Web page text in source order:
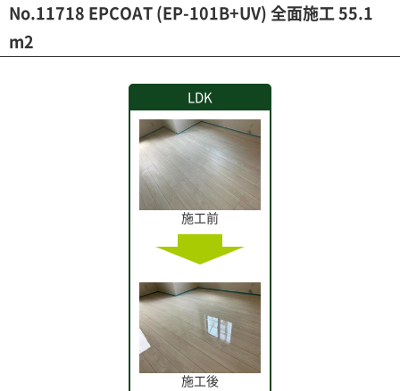
No.11718 EPCOAT (EP-101B+UV) 全面施工 55.1
m2
LDK
施工前
施工後